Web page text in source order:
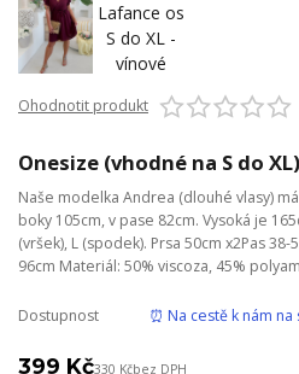
Ohodnotit produkt
Onesize (vhodné na S do XL)
Naše modelka Andrea (dlouhé vlasy)
boky 105cm, v pase 82cm. Vysoká je
(vršek), L (spodek). Prsa 50cm x2Pas
96cm Materiál: 50% viscoza, 45%
Dostupnost ⏰ Na cestě k nám
399 Kč330 Kčbez DPH